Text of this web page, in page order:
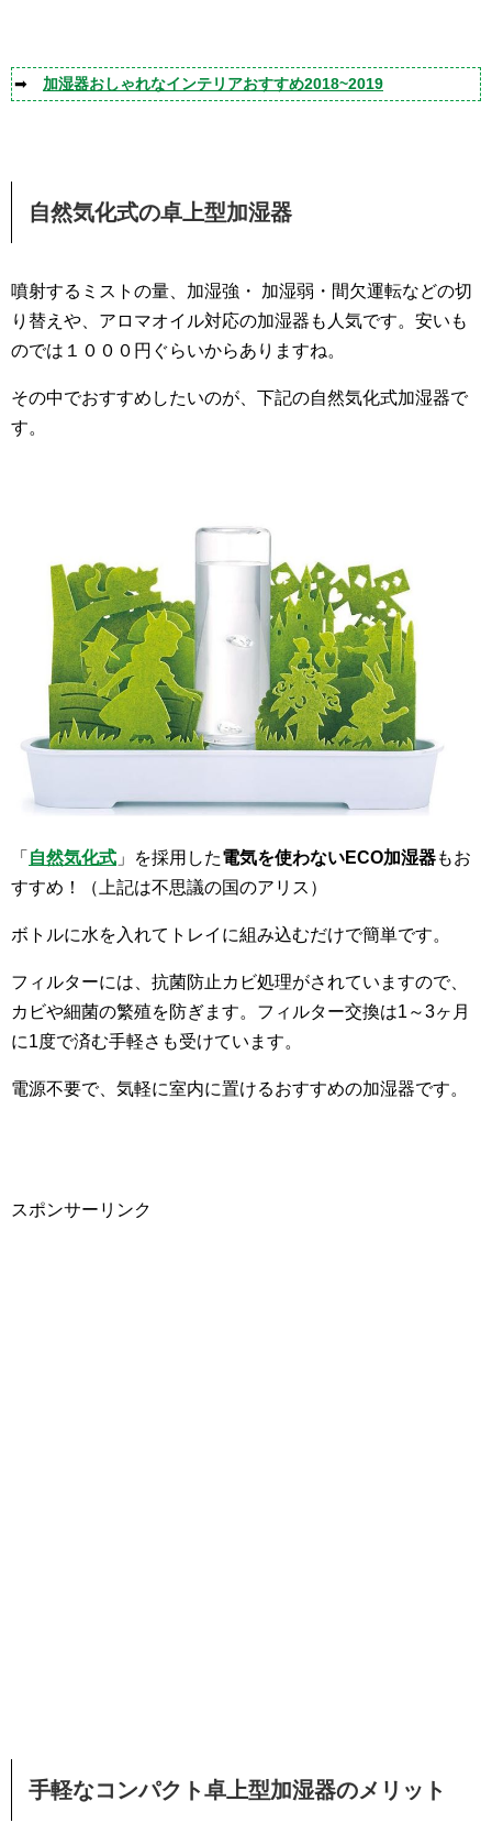
➡ 加湿器おしゃれなインテリアおすすめ2018~2019
自然気化式の卓上型加湿器
噴射するミストの量、加湿強・ 加湿弱・間欠運転などの切
り替えや、アロマオイル対応の加湿器も人気です。安いも
のでは１０００円ぐらいからありますね。
その中でおすすめしたいのが、下記の自然気化式加湿器で
す。
「 自然気化式 」を採用した電気を使わないECO加湿器もお
すすめ！（上記は不思議の国のアリス）
ボトルに水を入れてトレイに組み込むだけで簡単です。
フィルターには、抗菌防止カビ処理がされていますので、
カビや細菌の繁殖を防ぎます。フィルター交換は1～3ヶ月
に1度で済む手軽さも受けています。
電源不要で、気軽に室内に置けるおすすめの加湿器です。
スポンサーリンク
手軽なコンパクト卓上型加湿器のメリット